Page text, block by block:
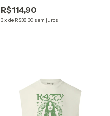
R$114,90
3x de R$38,30 sem juros